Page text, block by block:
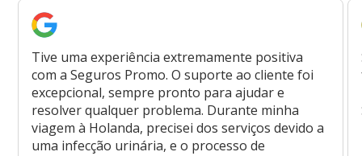
Tive uma experiência extremamente positiva
com a Seguros Promo. O suporte ao cliente foi
excepcional, sempre pronto para ajudar e
resolver qualquer problema. Durante minha
viagem à Holanda, precisei dos serviços devido a
uma infecção urinária, e o processo de